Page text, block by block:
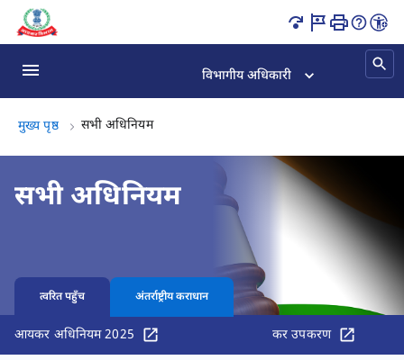
सभी अधिनियम पृष्ठ लोड हो गया
विभागीय अधिकारी
मुख्य पृष्ठ सभी अधिनियमसभी अधिनियम, (2 का 2)
सभी अधिनियम
त्वरित पहुँच अंतर्राष्ट्रीय कराधान
आयकर अधिनियम 2025 कर उपकरण